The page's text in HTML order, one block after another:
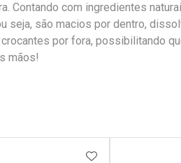
Contando com ingredientes
seja, são macios por dentro,
por fora, possibilitando
mãos!
FAVORITOSADICIONAR